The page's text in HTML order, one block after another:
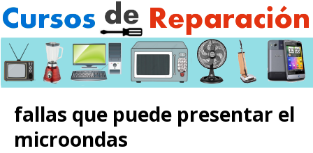
fallas que puede presentar el
microondas